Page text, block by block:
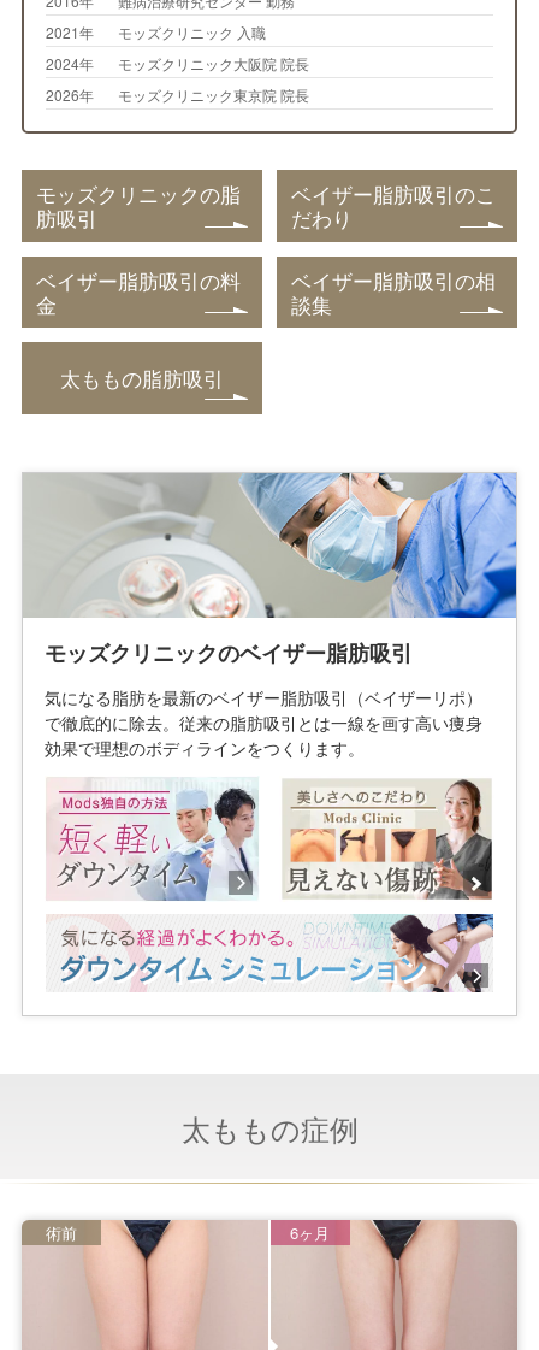
2021年
モッズクリニック 入職
2024年
モッズクリニック大阪院 院長
2026年
モッズクリニック東京院 院長
モッズクリニックの脂
肪吸引
ベイザー脂肪吸引のこ
だわり
ベイザー脂肪吸引の料
金
ベイザー脂肪吸引の相
談集
太ももの脂肪吸引
モッズクリニックのベイザー脂肪吸引
気になる脂肪を最新のベイザー脂肪吸引（ベイザーリポ）
で徹底的に除去。従来の脂肪吸引とは一線を画す高い痩身
効果で理想のボディラインをつくります。
太ももの症例
術前 6ヶ月